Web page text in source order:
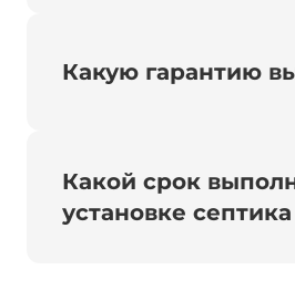
Какую гарантию
Какой срок
установке